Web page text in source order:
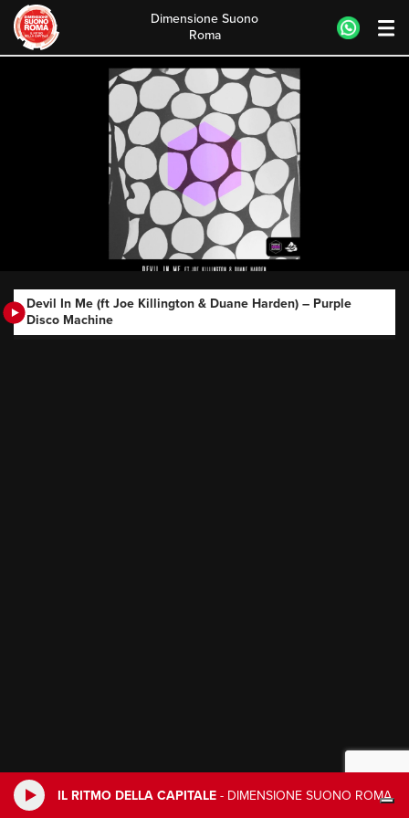
IL RITMO DELLA CAPITALE - DIMENSIONE SUONO ROMA
Dimensione Suono
Roma
Devil In Me (ft Joe Killington & Duane Harden) – Purple
Disco Machine